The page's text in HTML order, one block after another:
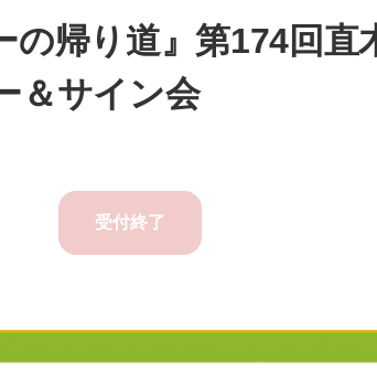
の帰り道』第174回直
＆サイン会
受付終了